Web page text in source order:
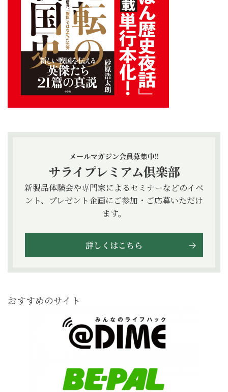
メールマガジン会員募集中!!
サライプレミアム倶楽部
新製品体験会や専門家によるセミナーなどのイベ
ント、プレゼント企画にご参加・ご応募いただけ
ます。
詳しくはこちら
おすすめのサイト